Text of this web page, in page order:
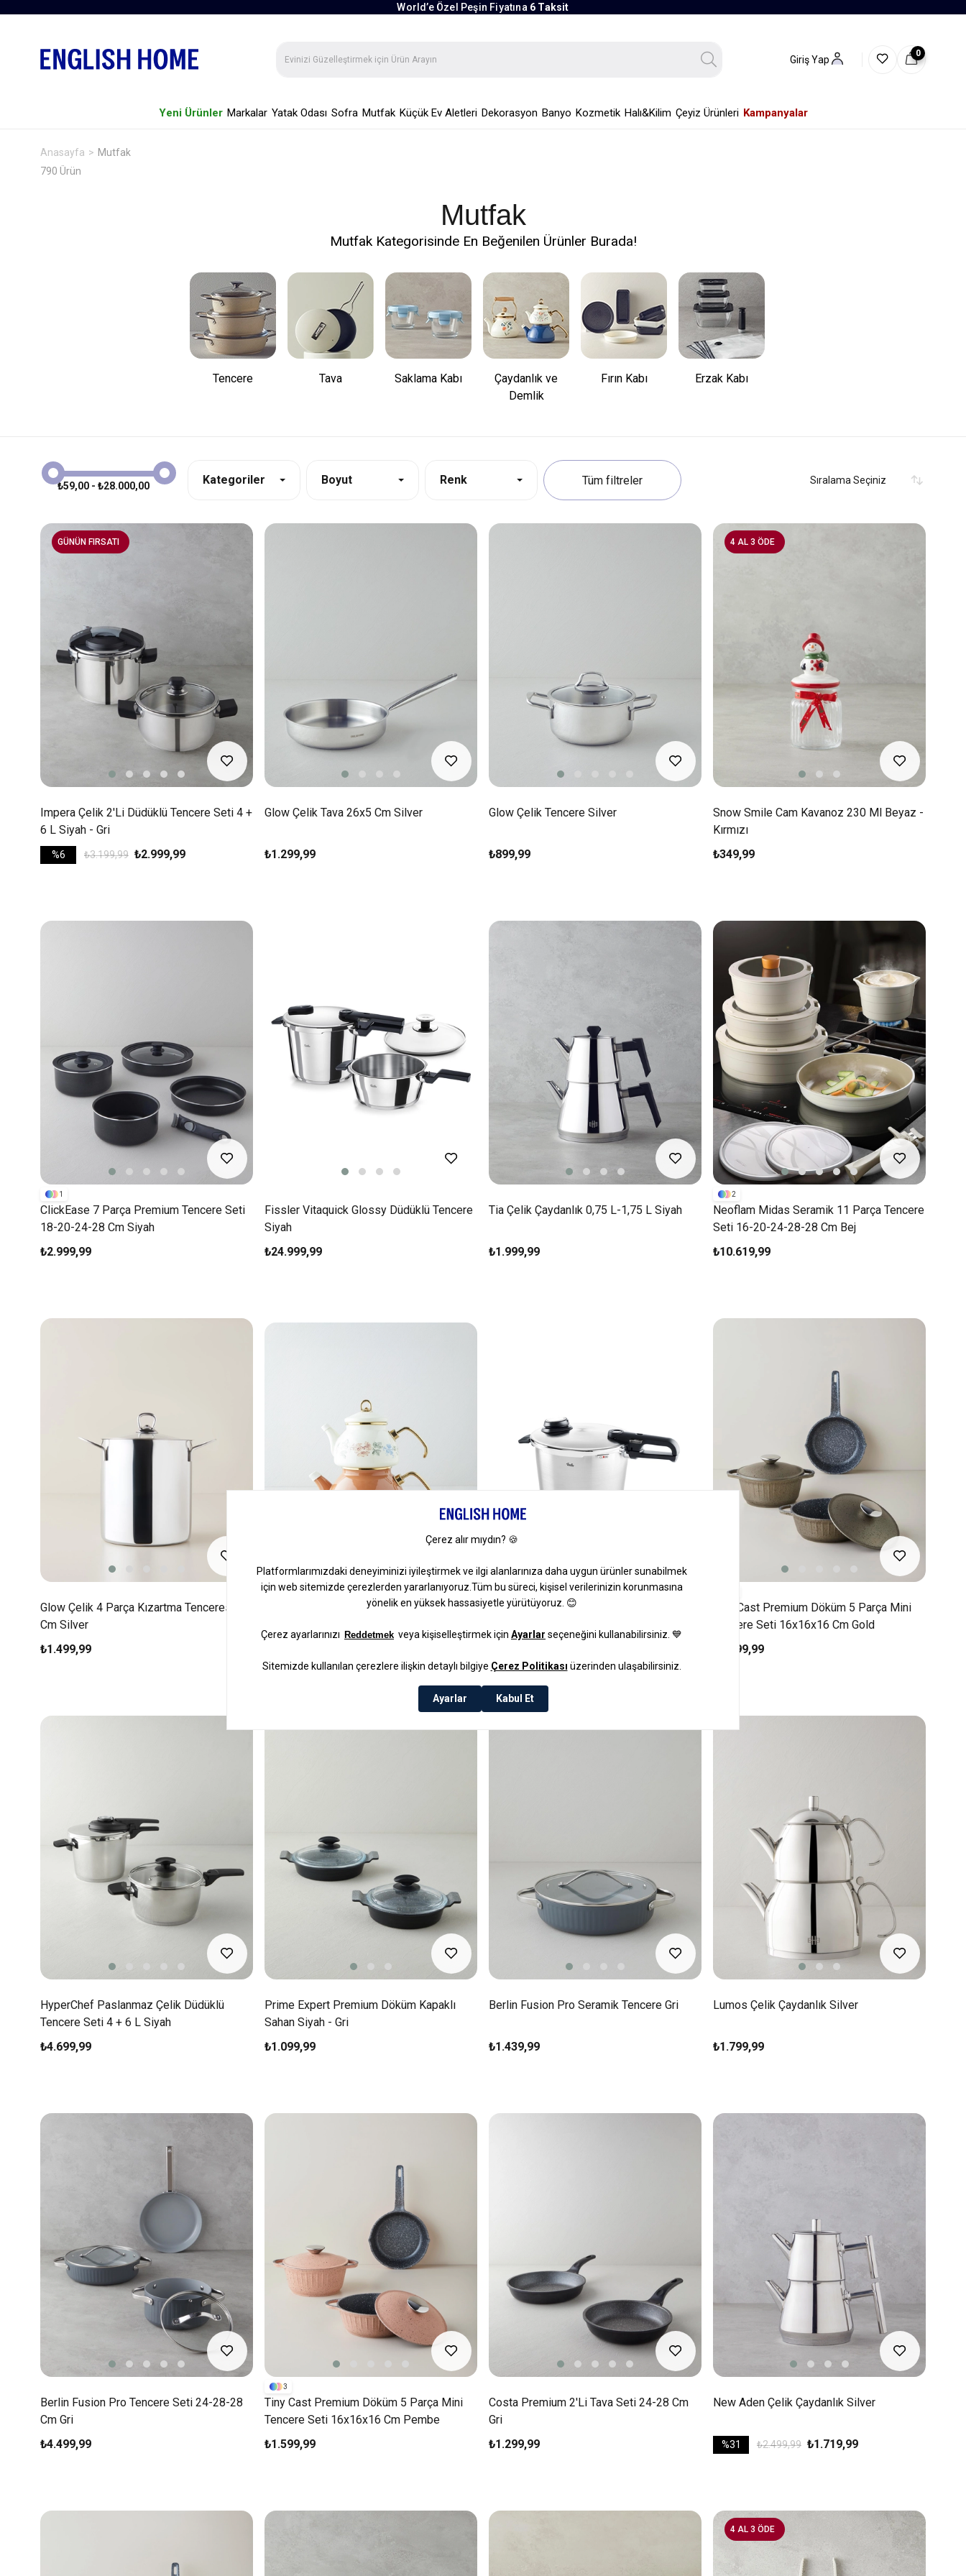
World’e Özel Peşin Fiyatına 6 Taksit
Giriş Yap
0
Yeni Ürünler Markalar Yatak Odası Sofra Mutfak Küçük Ev Aletleri Dekorasyon Banyo Kozmetik Halı&Kilim Çeyiz Ürünleri Kampanyalar
Anasayfa
Mutfak
790 Ürün
Mutfak
Mutfak Kategorisinde En Beğenilen Ürünler Burada!
Tencere Tava Saklama Kabı
Çaydanlık ve
Demlik
Fırın Kabı Erzak Kabı
₺59,00 - ₺28.000,00 Kategoriler Boyut Renk
Impera Çelik 2'li Düdüklü Tencere Seti 4 +
6 L Siyah - Gri
%6 ₺2.999,99
₺3.199,99
GÜNÜN FIRSATI
Glow Çelik Tava 26x5 Cm Silver
₺1.299,99
Glow Çelik Tencere Silver
₺899,99
Snow Smile Cam Kavanoz 230 Ml Beyaz -
Kırmızı
₺349,99
4 AL 3 ÖDE
ClickEase 7 Parça Premium Tencere Seti
18-20-24-28 Cm Siyah
₺2.999,99
1
Fissler Vitaquick Glossy Düdüklü Tencere
Siyah
₺24.999,99
Tia Çelik Çaydanlık 0,75 L-1,75 L Siyah
₺1.999,99
Neoflam Midas Seramik 11 Parça Tencere
Seti 16-20-24-28-28 Cm Bej
₺10.619,99
2
Glow Çelik 4 Parça Kızartma Tenceresi 14
Cm Silver
₺1.499,99
Brisa Emaye Çaydanlık Kahverengi
Fissler Vitavit Premium Düdüklü Tencere
Tiny Cast Premium Döküm 5 Parça Mini
Tencere Seti 16x16x16 Cm Gold
₺1.599,99
HyperChef Paslanmaz Çelik Düdüklü
Tencere Seti 4 + 6 L Siyah
₺4.699,99
Prime Expert Premium Döküm Kapaklı
Sahan Siyah - Gri
₺1.099,99
Berlin Fusion Pro Seramik Tencere Gri
₺1.439,99
Lumos Çelik Çaydanlık Silver
₺1.799,99
Berlin Fusion Pro Tencere Seti 24-28-28
Cm Gri
₺4.499,99
Tiny Cast Premium Döküm 5 Parça Mini
Tencere Seti 16x16x16 Cm Pembe
₺1.599,99
3
Costa Premium 2'li Tava Seti 24-28 Cm
Gri
₺1.299,99
New Aden Çelik Çaydanlık Silver
%31 ₺1.719,99
₺2.499,99
4 AL 3 ÖDE